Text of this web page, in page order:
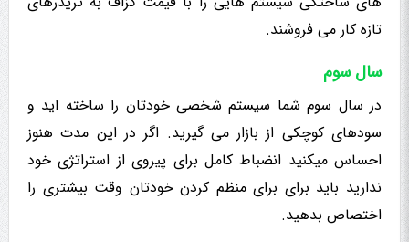
تازه کار می فروشند.
سال سوم
در سال سوم شما سیستم شخصی خودتان را ساخته اید و
سودهای کوچکی از بازار می گیرید. اگر در این مدت هنوز
احساس میکنید انضباط کامل برای پیروی از استراتژی خود
ندارید باید برای برای منظم کردن خودتان وقت بیشتری را
اختصاص بدهید.